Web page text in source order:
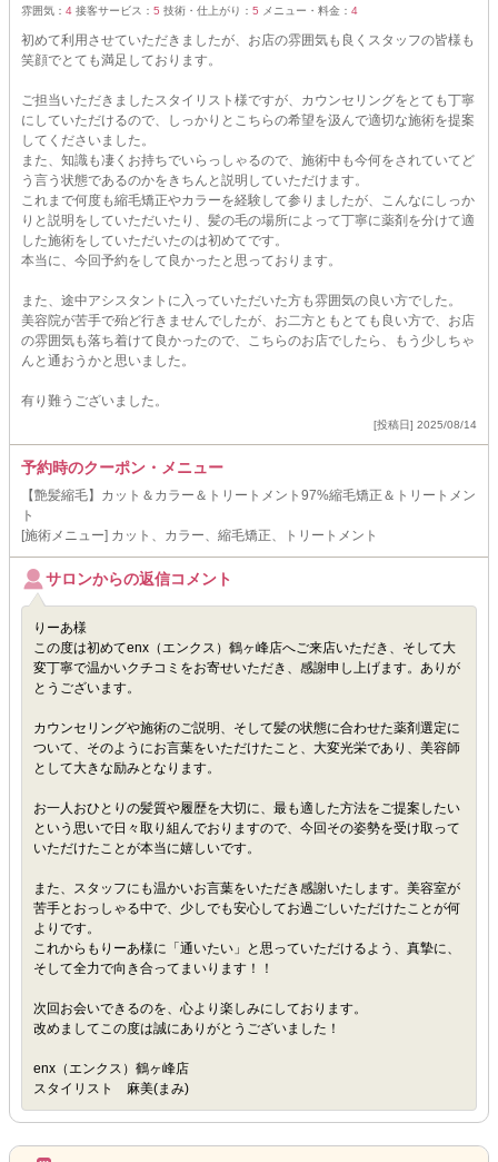
雰囲気： 4 接客サービス： 5 技術・仕上がり： 5 メニュー・料金： 4
初めて利用させていただきましたが、お店の雰囲気も良くスタッフの皆様も
笑顔でとても満足しております。
ご担当いただきましたスタイリスト様ですが、カウンセリングをとても丁寧
にしていただけるので、しっかりとこちらの希望を汲んで適切な施術を提案
してくださいました。
また、知識も凄くお持ちでいらっしゃるので、施術中も今何をされていてど
う言う状態であるのかをきちんと説明していただけます。
これまで何度も縮毛矯正やカラーを経験して参りましたが、こんなにしっか
りと説明をしていただいたり、髪の毛の場所によって丁寧に薬剤を分けて適
した施術をしていただいたのは初めてです。
本当に、今回予約をして良かったと思っております。
また、途中アシスタントに入っていただいた方も雰囲気の良い方でした。
美容院が苦手で殆ど行きませんでしたが、お二方ともとても良い方で、お店
の雰囲気も落ち着けて良かったので、こちらのお店でしたら、もう少しちゃ
んと通おうかと思いました。
有り難うございました。
[投稿日] 2025/08/14
予約時のクーポン・メニュー
【艶髪縮毛】カット＆カラー＆トリートメント97%縮毛矯正＆トリートメン
ト
[施術メニュー] カット、カラー、縮毛矯正、トリートメント
サロンからの返信コメント
りーあ様
この度は初めてenx（エンクス）鶴ヶ峰店へご来店いただき、そして大
変丁寧で温かいクチコミをお寄せいただき、感謝申し上げます。ありが
とうございます。
カウンセリングや施術のご説明、そして髪の状態に合わせた薬剤選定に
ついて、そのようにお言葉をいただけたこと、大変光栄であり、美容師
として大きな励みとなります。
お一人おひとりの髪質や履歴を大切に、最も適した方法をご提案したい
という思いで日々取り組んでおりますので、今回その姿勢を受け取って
いただけたことが本当に嬉しいです。
また、スタッフにも温かいお言葉をいただき感謝いたします。美容室が
苦手とおっしゃる中で、少しでも安心してお過ごしいただけたことが何
よりです。
これからもりーあ様に「通いたい」と思っていただけるよう、真摯に、
そして全力で向き合ってまいります！！
次回お会いできるのを、心より楽しみにしております。
改めましてこの度は誠にありがとうございました！
enx（エンクス）鶴ヶ峰店
スタイリスト 麻美(まみ)